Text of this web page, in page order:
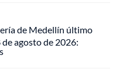
de Medellín último
agosto de 2026: